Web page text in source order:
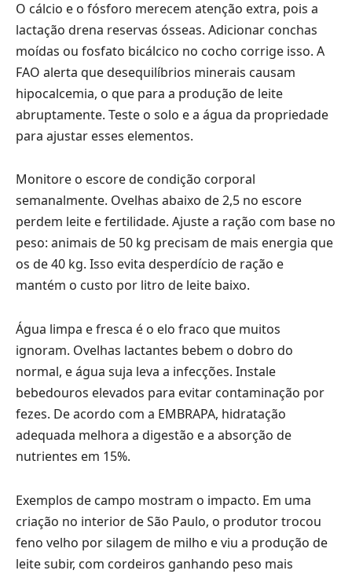
O cálcio e o fósforo merecem atenção extra, pois a
lactação drena reservas ósseas. Adicionar conchas
moídas ou fosfato bicálcico no cocho corrige isso. A
FAO alerta que desequilíbrios minerais causam
hipocalcemia, o que para a produção de leite
abruptamente. Teste o solo e a água da propriedade
para ajustar esses elementos.
Monitore o escore de condição corporal
semanalmente. Ovelhas abaixo de 2,5 no escore
perdem leite e fertilidade. Ajuste a ração com base no
peso: animais de 50 kg precisam de mais energia que
os de 40 kg. Isso evita desperdício de ração e
mantém o custo por litro de leite baixo.
Água limpa e fresca é o elo fraco que muitos
ignoram. Ovelhas lactantes bebem o dobro do
normal, e água suja leva a infecções. Instale
bebedouros elevados para evitar contaminação por
fezes. De acordo com a EMBRAPA, hidratação
adequada melhora a digestão e a absorção de
nutrientes em 15%.
Exemplos de campo mostram o impacto. Em uma
criação no interior de São Paulo, o produtor trocou
feno velho por silagem de milho e viu a produção de
leite subir, com cordeiros ganhando peso mais